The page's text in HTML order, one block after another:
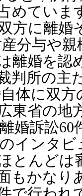
めていま
方に離婚
分与や
離婚を認
判所の主
体に双
東省の地
婚訴訟
インタ
とんどは
もかなり